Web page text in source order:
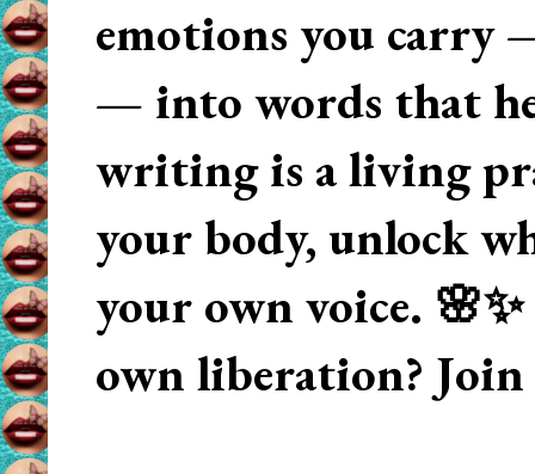
emotions you carry
— into words that
writing is a living
your body, unlock
your own voice.
own liberation? Join